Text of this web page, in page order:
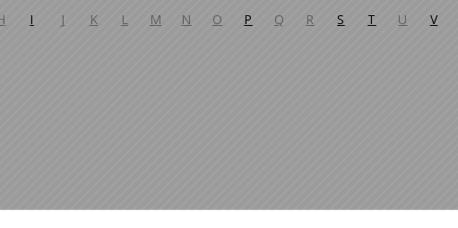
I J K L M N O P Q R S T U V